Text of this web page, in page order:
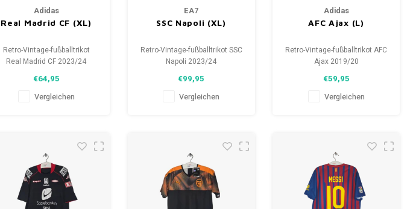
Adidas
Real Madrid CF (XL)
Retro-Vintage-fußballtrikot
Real Madrid CF 2023/24
Gesamtzustand des Hemdes:
10/10 (gebraucht)
€64,95
Vergleichen
EA7
SSC Napoli (XL)
Retro-Vintage-fußballtrikot SSC
Napoli 2023/24
Gesamtzustand des Hemdes:
9.5/10 (gebraucht)
€99,95
Vergleichen
Adidas
AFC Ajax (L)
Retro-Vintage-fußballtrikot AFC
Ajax 2019/20
Gesamtzustand des Hemdes:
10/10 (gebraucht)
€59,95
Vergleichen